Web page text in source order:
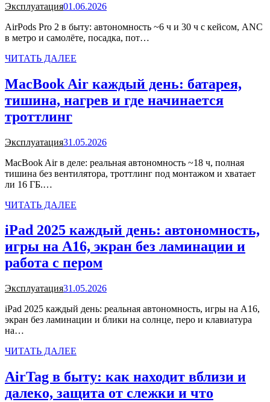
Эксплуатация01.06.2026
AirPods Pro 2 в быту: автономность ~6 ч и 30 ч с кейсом, ANC
в метро и самолёте, посадка, пот…
ЧИТАТЬ ДАЛЕЕ
MacBook Air каждый день: батарея,
тишина, нагрев и где начинается
троттлинг
Эксплуатация31.05.2026
MacBook Air в деле: реальная автономность ~18 ч, полная
тишина без вентилятора, троттлинг под монтажом и хватает
ли 16 ГБ.…
ЧИТАТЬ ДАЛЕЕ
iPad 2025 каждый день: автономность,
игры на A16, экран без ламинации и
работа с пером
Эксплуатация31.05.2026
iPad 2025 каждый день: реальная автономность, игры на A16,
экран без ламинации и блики на солнце, перо и клавиатура
на…
ЧИТАТЬ ДАЛЕЕ
AirTag в быту: как находит вблизи и
далеко, защита от слежки и что